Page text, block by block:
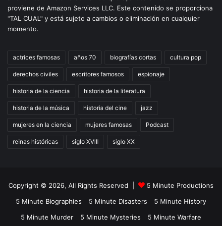
proviene de Amazon Services LLC. Este contenido se proporciona
"TAL CUAL" y está sujeto a cambios o eliminación en cualquier
momento.
actrices famosas años 70 biografías cortas cultura pop
derechos civiles escritores famosos espionaje
historia de la ciencia historia de la literatura
historia de la música historia del cine jazz
mujeres en la ciencia mujeres famosas Podcast
reinas históricas siglo XVIII siglo XX
Copyright © 2026, All Rights Reserved |
5 Minute Productions
5 Minute Biographies
5 Minute Disasters
5 Minute History
5 Minute Murder
5 Minute Mysteries 5 Minute Warfare